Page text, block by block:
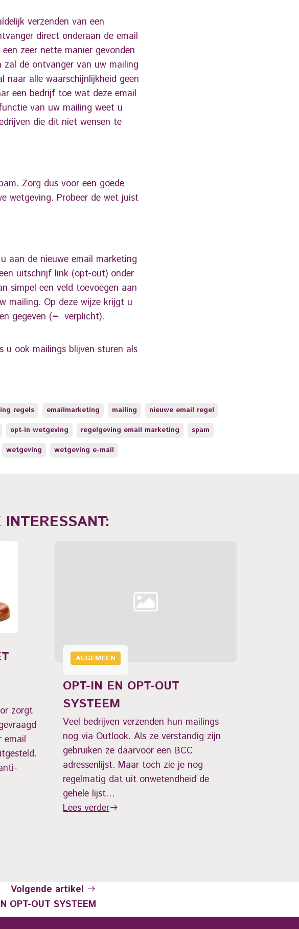
verzenden van een
direct onderaan de email
zeer nette manier gevonden
de ontvanger van uw mailing
naar alle waarschijnlijkheid geen
een bedrijf toe wat deze email
van uw mailing weet u
die dit niet wensen te
Zorg dus voor een goede
wetgeving. Probeer de wet juist
aan de nieuwe email marketing
uitschrijf link (opt-out) onder
simpel een veld toevoegen aan
mailing. Op deze wijze krijgt u
gegeven (= verplicht).
u ook mailings blijven sturen als
regels emailmarketing mailing
nieuwe email regel
opt-in wetgeving regelgeving email marketing
spam
wetgeving wetgeving e-mail
zorgt
email
ALGEMEEN
OPT-IN EN OPT-OUT
SYSTEEM
Veel bedrijven verzenden hun mailings
nog via Outlook. Als ze verstandig zijn
gebruiken ze daarvoor een BCC
adressenlijst. Maar toch zie je nog
regelmatig dat uit onwetendheid de
gehele lijst…
Lees verder
Volgende artikel
OPT-OUT SYSTEEM